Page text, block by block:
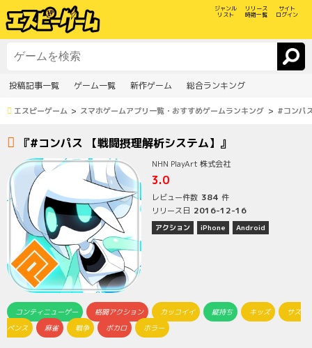
ジャンル
リスト
リリース
時期一覧
サイト
ログイン
投稿記事一覧 ゲーム一覧 新作ゲーム 総合ランキング
エスピーゲーム スマホゲームアプリ一覧・おすすめゲームランキング #コンパ
『#コンパス 【戦闘摂理解析システム】』
NHN PlayArt 株式会社
3.0
レビュー件数 384 件
リリース日 2016-12-16
アクション iPhone Android
コンティニューゲー 格闘アクション カッコイイ 縦持ち キッズ
サス
ペンス
麻雀 戦争 ボカロ ホラー